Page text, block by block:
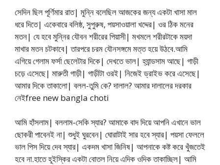
সেদিন ছিল পূর্ণিমার রাত| মুন্নি বলেছিল আজকের জন্য একটা খাসা মাল
ধরে দিতে| একেবারে বলিষ্ঠ, সুপুরুষ, পয়সাওয়ালা খদ্দের| ওর ঠিক মনের
মতন| যে হবে মুন্নির যৌবন শরীরের পিয়াসী| মখমলে শরীরটাকে ময়দা
মাখার মতন চটকাবে| তারপরে চরম যৌনসঙ্গমে মত্ত হয়ে উঠবে.আমি
এগিয়ে গেলাম ফর্সা ছেলেটার দিকে| দেখতে ভাল| হ্যান্ডসাম আছে| গাড়ী
চড়ে এসেছে| মারুতী গাড়ী| গাড়ীটা ওরই| নিজেই ড্রাইভ করে এসেছে|
আমার দিকে তাকালো| বলল-তুমি কে? দালাল? আমার দালালের দরকার
নেইfree new bangla choti
আমি হাঁসলাম| বললাম-সেকি স্যার? আমাকে বাদ দিয়ে আপনি এখানে ভাল
ছোকরী পাবেনই না| শুধুই ঘুরবেন| ঘোরাটাই সার হবে স্যার| পয়সা ফেললে
ভাল পিস দিয়ে দেব স্যার| একদম খাসা জিনিষ| আপনাকে কষ্ট করে খুঁজতেই
হবে না.হাতে হূইস্কির একটা বোতল নিয়ে এদিক ওদিক তাকাচ্ছিল| আমি